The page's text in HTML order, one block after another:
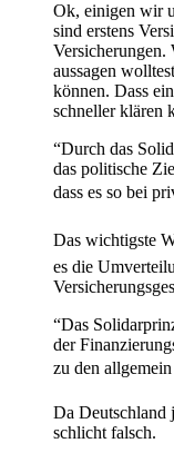
Ok, einigen wir
sind erstens
Versicherungen.
aussagen
können. Dass
schneller klären
“Durch das
das politische
dass es so bei
Das wichtigste
es die
“Das
der
zu den
Da Deutschland
schlicht falsch.